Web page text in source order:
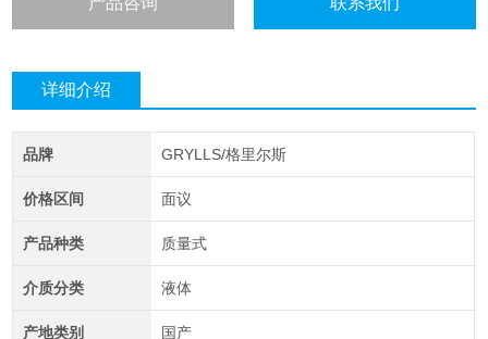
详细介绍
品牌 GRYLLS/格里尔斯
价格区间 面议
产品种类 质量式
介质分类 液体
产地类别 国产